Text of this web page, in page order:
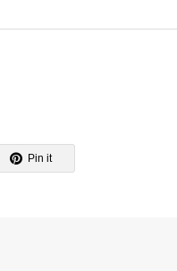
Pin it